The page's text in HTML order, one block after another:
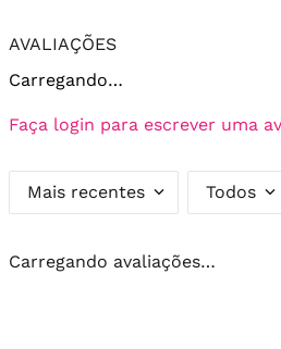
AVALIAÇÕES
Carregando…
Faça login para escrever uma
Mais recentes Todos
Carregando avaliações…